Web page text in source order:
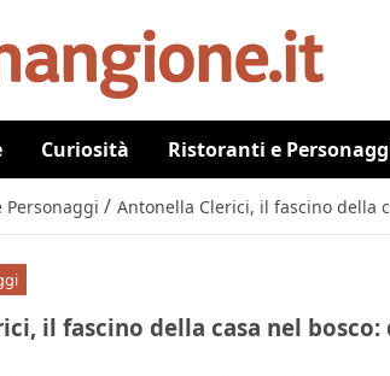
Curiosità Ristoranti e
Personaggi / Antonella Clerici, il fascino della
il fascino della casa nel